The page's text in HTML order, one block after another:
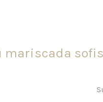
mariscada